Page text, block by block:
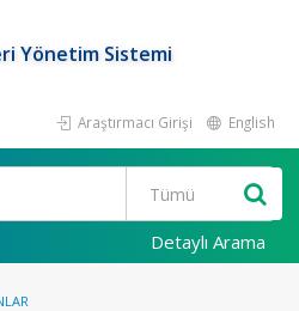
Yönetim Sistemi
Araştırmacı Girişi English
Detaylı Arama